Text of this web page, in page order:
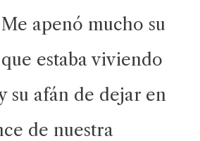
apenó mucho su
estaba viviendo
su afán de dejar en
de nuestra